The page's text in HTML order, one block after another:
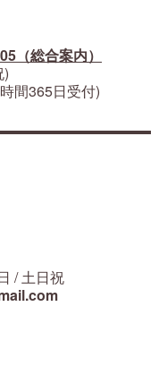
（総合案内）
)
間365日受付)
/ 土日祝